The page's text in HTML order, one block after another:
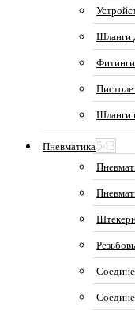
Шланги
Шланги
Пневматика543